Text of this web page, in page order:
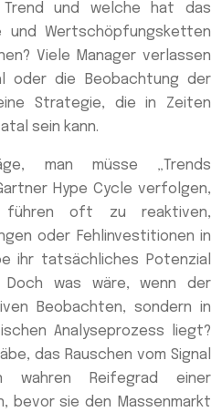
und welche hat das
und Wertschöpfungsketten
Viele Manager verlassen
oder die Beobachtung der
Strategie, die in Zeiten
sein kann.
man müsse „Trends
Hype Cycle verfolgen,
oft zu reaktiven,
oder Fehlinvestitionen in
ihr tatsächliches Potenzial
Doch was wäre, wenn der
Beobachten, sondern in
Analyseprozess liegt?
das Rauschen vom Signal
Reifegrad einer
bevor sie den Massenmarkt